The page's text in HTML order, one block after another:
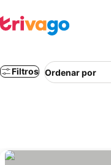
Filtros Ordenar por